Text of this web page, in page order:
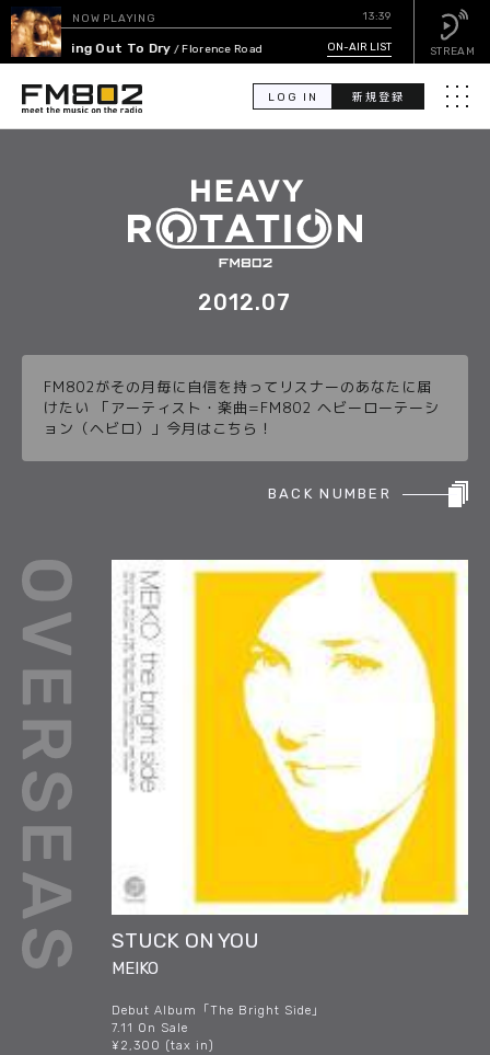
LOG IN 新規登録 メニ
索
GUEST CALENDAR
EVENT CALENDAR
HEAVY ROTATION
DJ
FAQ
ONLINESHOP
NOW PLAYING 13:39
Hanging Out To Dry/ Florence Road ON-AIR LIST STREAM
2012.07
FM802がその月毎に自信を持ってリスナーのあなたに届
けたい 「アーティスト・楽曲=FM802 ヘビーローテーシ
ョン（ヘビロ）」今月はこちら！
BACK NUMBER
STUCK ON YOU
MEIKO
Debut Album「The Bright Side」
7.11 On Sale
¥2,300 (tax in)